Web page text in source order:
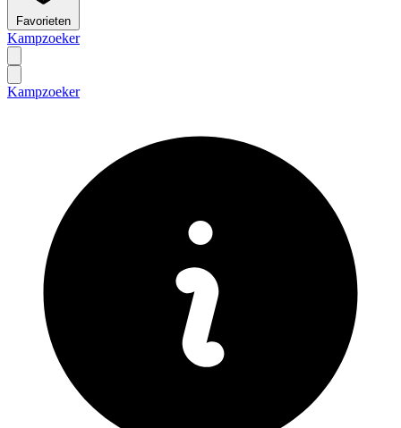
Favorieten
Kampzoeker
Kampzoeker